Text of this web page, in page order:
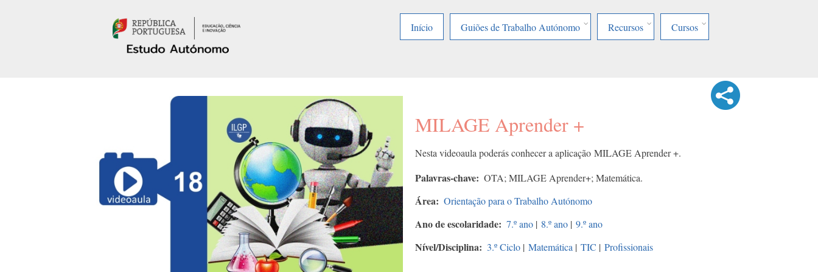
Início
Guiões de Trabalho Autónomo Recursos Cursos
MILAGE Aprender +
Nesta videoaula poderás conhecer a aplicação MILAGE Aprender +.
Palavras-chave OTA; MILAGE Aprender+; Matemática.
Área Orientação para o Trabalho Autónomo
Ano de escolaridade 7.º ano | 8.º ano | 9.º ano
Nível/Disciplina 3.º Ciclo | Matemática | TIC | Profissionais